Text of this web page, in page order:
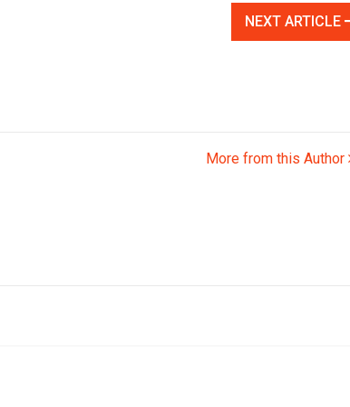
NEXT ARTICLE
More from this Author